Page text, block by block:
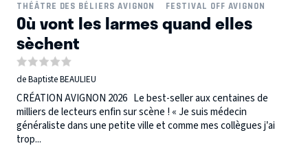
THÉÂTRE DES BÉLIERS AVIGNON
FESTIVAL OFF AVIGNON
Où vont les larmes quand elles
sèchent
de Baptiste BEAULIEU
CRÉATION AVIGNON 2026 Le best-seller aux centaines de
milliers de lecteurs enfin sur scène ! « Je suis médecin
généraliste dans une petite ville et comme mes collègues j’ai
trop...